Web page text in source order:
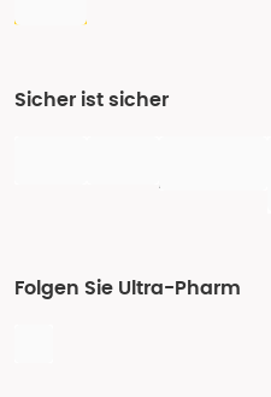
Sicher ist sicher
Folgen Sie Ultra-Pharm